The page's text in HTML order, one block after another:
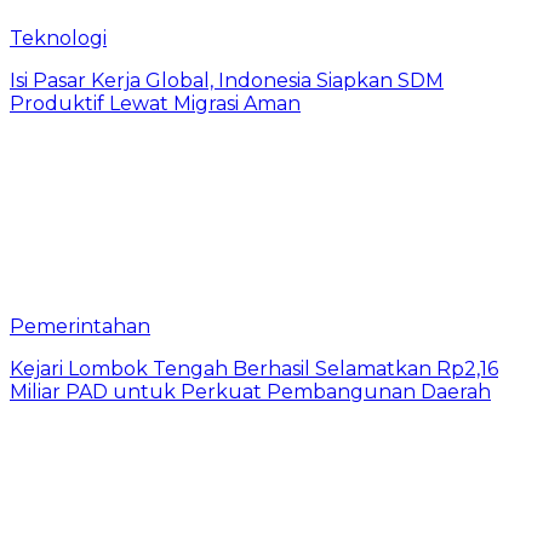
Teknologi
​Isi Pasar Kerja Global, Indonesia Siapkan SDM
Produktif Lewat Migrasi Aman
Pemerintahan
Kejari Lombok Tengah Berhasil Selamatkan Rp2,16
Miliar PAD untuk Perkuat Pembangunan Daerah